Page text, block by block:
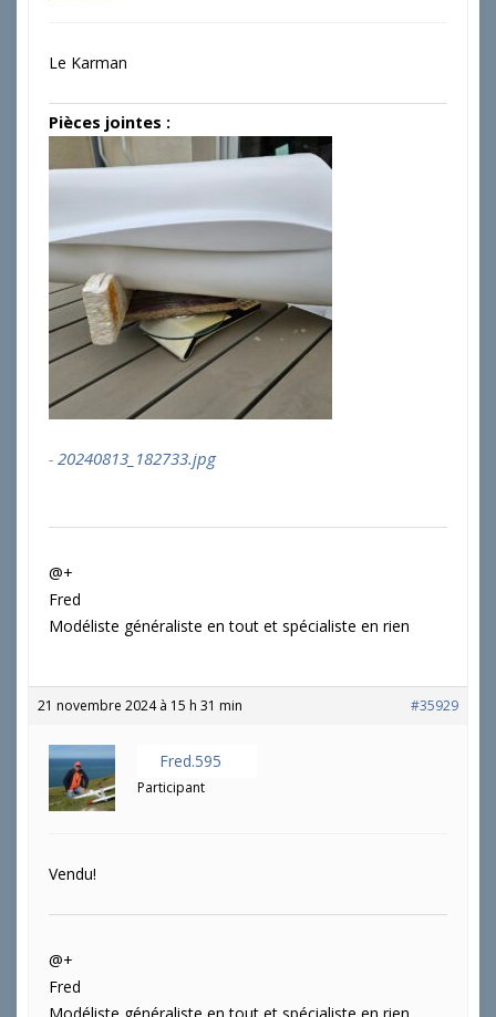
Le Karman
Pièces jointes :
20240813_182733.jpg
@+
Fred
Modéliste généraliste en tout et spécialiste en rien
21 novembre 2024 à 15 h 31 min #35929
Fred.595
Participant
Vendu!
@+
Fred